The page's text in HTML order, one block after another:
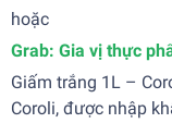
hoặc
Grab: Gia vị thực
Giấm trắng 1L –
Coroli, được nhập